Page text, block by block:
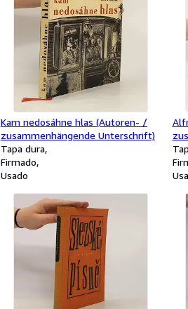
Kam nedosáhne hlas (Autoren- /
zusammenhängende Unterschrift)
Tapa dura
Firmado
Usado